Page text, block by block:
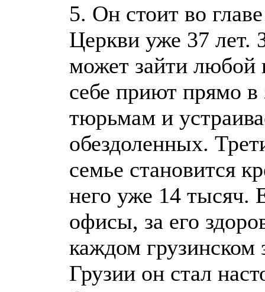
5. Он стоит во
Церкви уже 37 лет.
может зайти любой
себе приют прямо
тюрьмам и
обездоленных.
семье становится
него уже 14 тысяч.
офисы, за его
каждом грузинском
Грузии он стал